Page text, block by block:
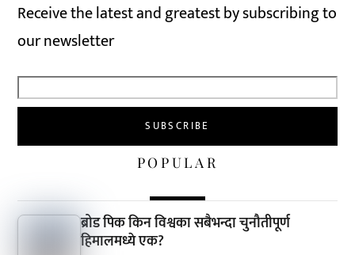
Receive the latest and greatest by subscribing to
our newsletter
POPULAR
ब्रोड पिक किन विश्वका सबैभन्दा चुनौतीपूर्ण
हिमालमध्ये एक?